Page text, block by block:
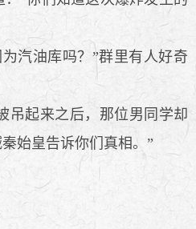
汽油库吗？”群里有人好奇
起来之后，那位男同学却
始皇告诉你们真相。”